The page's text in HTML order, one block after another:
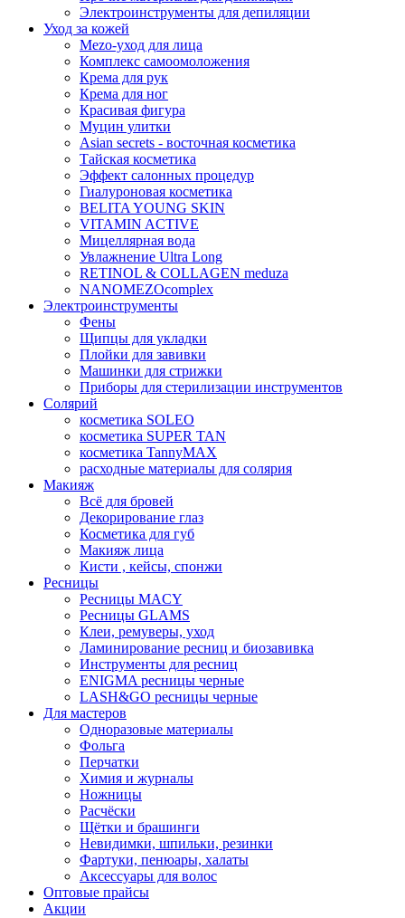
Электроинструменты для депиляции
Уход за кожей
Mezo-уход для лица
Комплекс самоомоложения
Крема для рук
Крема для ног
Красивая фигура
Муцин улитки
Asian seсrets - восточная косметика
Тайская косметика
Эффект салонных процедур
Гиалуроновая косметика
BELITA YOUNG SKIN
VITAMIN ACTIVE
Мицеллярная вода
Увлажнение Ultra Long
RETINOL & COLLAGEN meduza
NANOMEZOcomplex
Электроинструменты
Фены
Щипцы для укладки
Плойки для завивки
Машинки для стрижки
Приборы для стерилизации инструментов
Солярий
косметика SOLEO
косметика SUPER TAN
косметика TannyMAX
расходные материалы для солярия
Макияж
Всё для бровей
Декорирование глаз
Косметика для губ
Макияж лица
Кисти , кейсы, спонжи
Ресницы
Ресницы MACY
Ресницы GLAMS
Клеи, ремуверы, уход
Ламинирование ресниц и биозавивка
Инструменты для ресниц
ENIGMA ресницы черные
LASH&GO ресницы черные
Для мастеров
Одноразовые материалы
Фольга
Перчатки
Химия и журналы
Ножницы
Расчёски
Щётки и брашинги
Невидимки, шпильки, резинки
Фартуки, пенюары, халаты
Аксессуары для волос
Оптовые прайсы
Акции